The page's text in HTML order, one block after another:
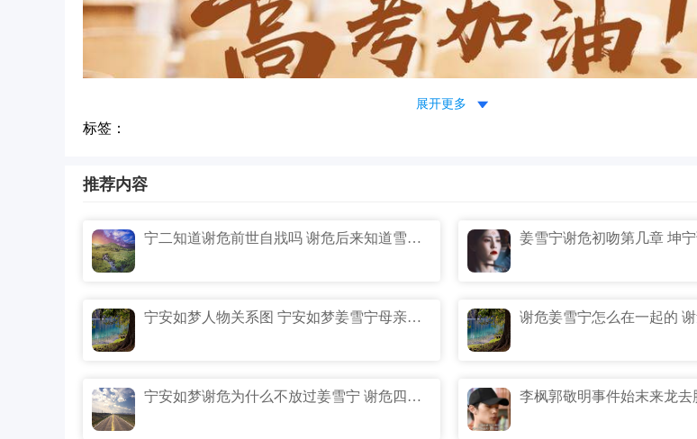
11、向理想奔跑，时间会给你答案。
12、道阻且长，行则将至，行而不辍未来可期。
14、巍巍山海无障目，不负十年寒窗苦。
15、苦尽甘来的那一天，山河星月都做贺礼。
展开更多
标签：
推荐内容
宁二知道谢危前世自戕吗 谢危后来知道雪宁是重生的吗？
宁安如梦人物关系图 宁安如梦姜雪宁母亲最后结局是什么？
宁安如梦谢危为什么不放过姜雪宁 谢危四年前告诉了姜雪宁什么秘密？